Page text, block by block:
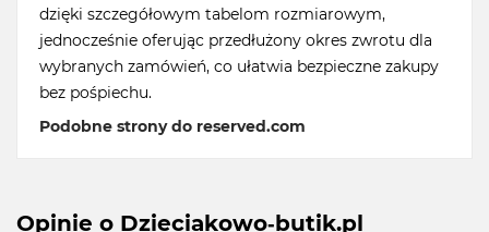
dzięki szczegółowym tabelom rozmiarowym,
jednocześnie oferując przedłużony okres zwrotu dla
wybranych zamówień, co ułatwia bezpieczne zakupy
bez pośpiechu.
Podobne strony do reserved.com
Opinie o Dzieciakowo-butik.pl